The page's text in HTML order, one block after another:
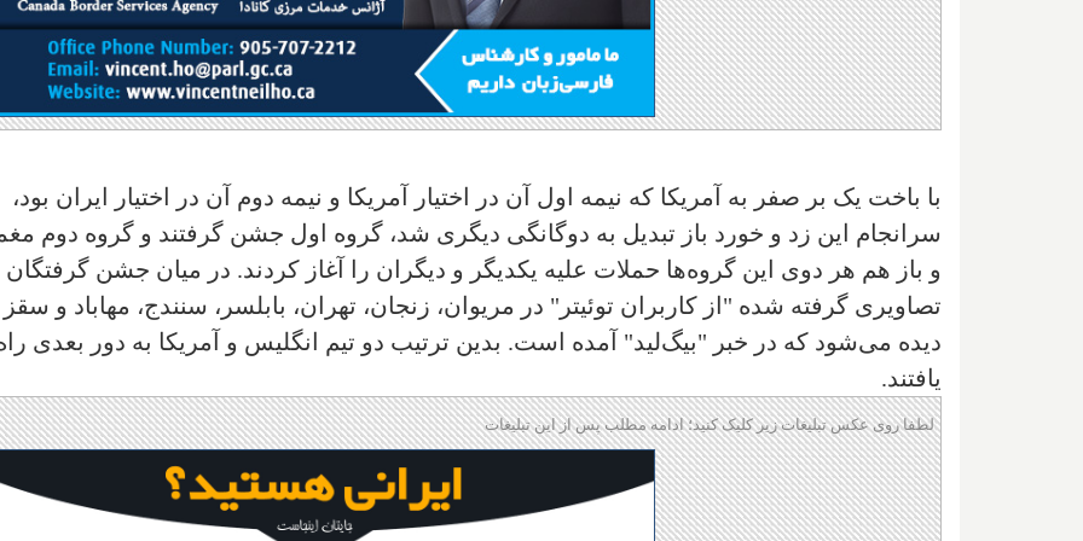
با باخت یک بر صفر به آمریکا که نیمه اول آن در اختیار آمریکا و نیمه دوم آن در اختیار ایران بود،
سرانجام این زد و خورد باز تبدیل به دوگانگی دیگری شد، گروه اول جشن گرفتند و گروه دوم
و باز هم هر دوی این گروه‌ها حملات علیه یکدیگر و دیگران را آغاز کردند. در میان جشن گرفتگان
تصاویری گرفته شده "از کاربران توئیتر" در مریوان، زنجان، تهران، بابلسر، سنندج، مهاباد و سقز
دیده می‌شود که در خبر "بیگ‌لید" آمده است. بدین ترتیب دو تیم انگلیس و آمریکا به دور بعدی
یافتند.
لطفا روی عکس تبلیغات زیر کلیک کنید؛ ادامه مطلب پس از این تبلیغات